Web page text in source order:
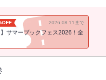
2026.08.11まで
】サマーブックフェス2026！全